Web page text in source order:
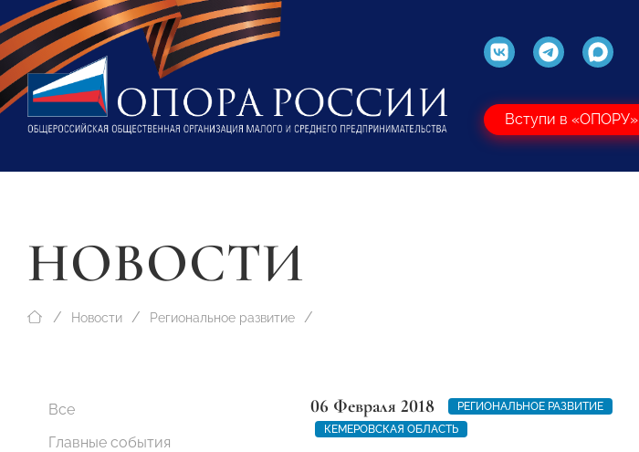
Вступи в «ОПОРУ»
НОВОСТИ
Новости Региональное развитие
Все
Главные события
06 Февраля 2018
РЕГИОНАЛЬНОЕ РАЗВИТИЕ
КЕМЕРОВСКАЯ ОБЛАСТЬ